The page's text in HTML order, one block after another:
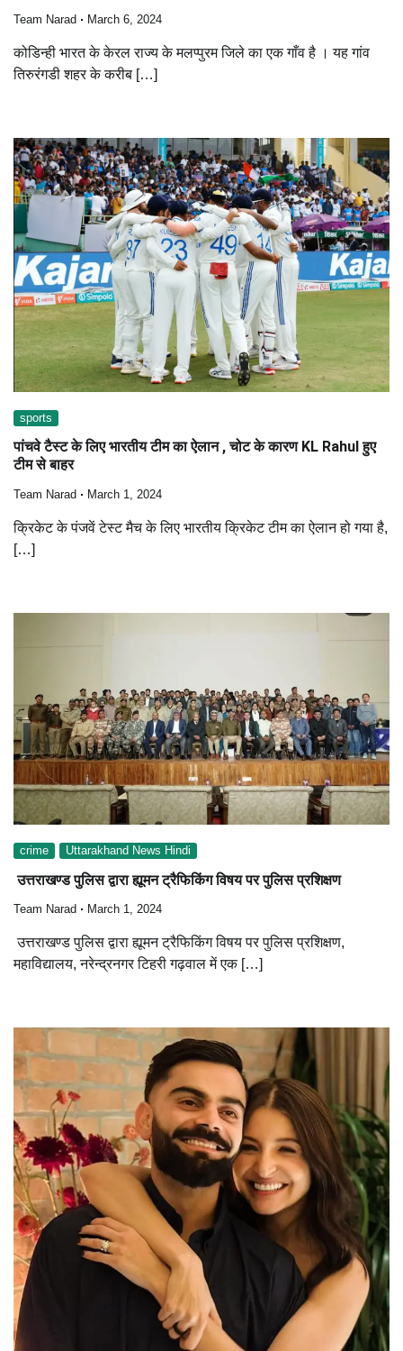
Team Narad March 6, 2024
कोडिन्ही भारत के केरल राज्य के मलप्पुरम जिले का एक गाँव है । यह गांव
तिरुरंगडी शहर के करीब […]
sports
पांचवे टैस्ट के लिए भारतीय टीम का ऐलान , चोट के कारण KL Rahul हुए
टीम से बाहर
Team Narad March 1, 2024
क्रिकेट के पंजवें टेस्ट मैच के लिए भारतीय क्रिकेट टीम का ऐलान हो गया है,
[…]
crime Uttarakhand News Hindi
उत्तराखण्ड पुलिस द्वारा ह्यूमन ट्रैफिकिंग विषय पर पुलिस प्रशिक्षण
Team Narad March 1, 2024
उत्तराखण्ड पुलिस द्वारा ह्यूमन ट्रैफिकिंग विषय पर पुलिस प्रशिक्षण,
महाविद्यालय, नरेन्द्रनगर टिहरी गढ़वाल में एक […]